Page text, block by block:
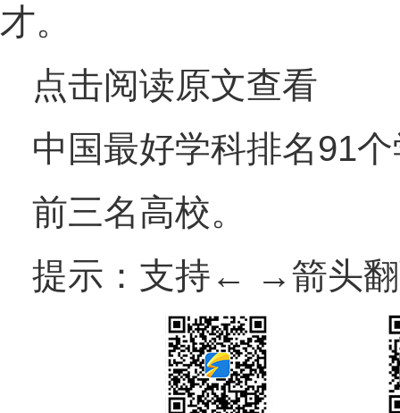
才。
点击阅读原文查看
中国最好学科排名91
前三名高校。
提示：支持← →箭头